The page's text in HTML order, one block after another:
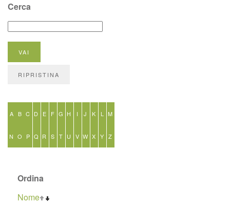
Cerca
A B C D E F G H I J K L M
N O P Q R S T U V W X Y Z
Ordina
Nome